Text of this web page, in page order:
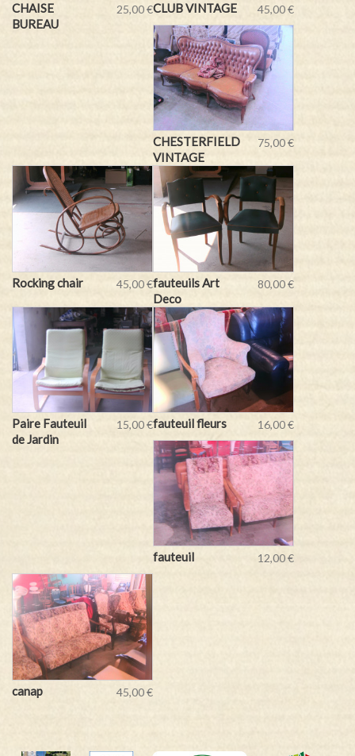
CHAISE
BUREAU
25,00 €CLUB VINTAGE 45,00 €
CHESTERFIELD
VINTAGE
75,00 €
Rocking chair 45,00 €fauteuils Art
Deco
80,00 €
Paire Fauteuil
de Jardin
15,00 €fauteuil fleurs 16,00 €
fauteuil 12,00 €
canap 45,00 €